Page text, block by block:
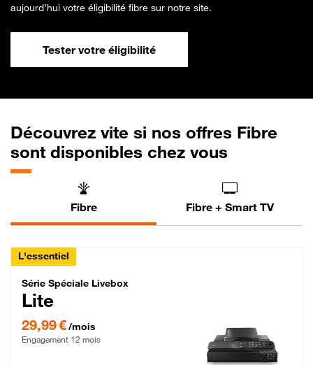
aujourd’hui votre éligibilité fibre sur notre site.
Tester votre éligibilité
Découvrez vite si nos offres Fibre
sont disponibles chez vous
Fibre Fibre + Smart TV
L'essentiel
Série Spéciale Livebox Lite Fibre
Série Spéciale Livebox
Lite
29,99 €/mois
Engagement 12 mois